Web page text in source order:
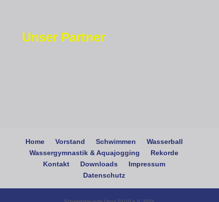
Unser Partner
Home Vorstand Schwimmen
Wasserball
Wassergymnastik & Aquajogging
Rekorde
Kontakt
Downloads
Impressum
Datenschutz